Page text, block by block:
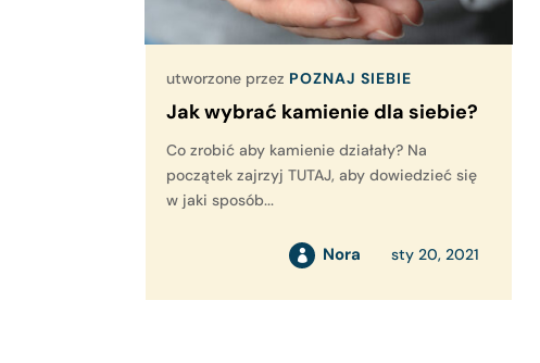
Jak wybrać kamienie dla siebie?
utworzone przez
Nora sty 20, 2021
POZNAJ SIEBIE
Co zrobić aby kamienie działały? Na
początek zajrzyj TUTAJ, aby dowiedzieć się
w jaki sposób...